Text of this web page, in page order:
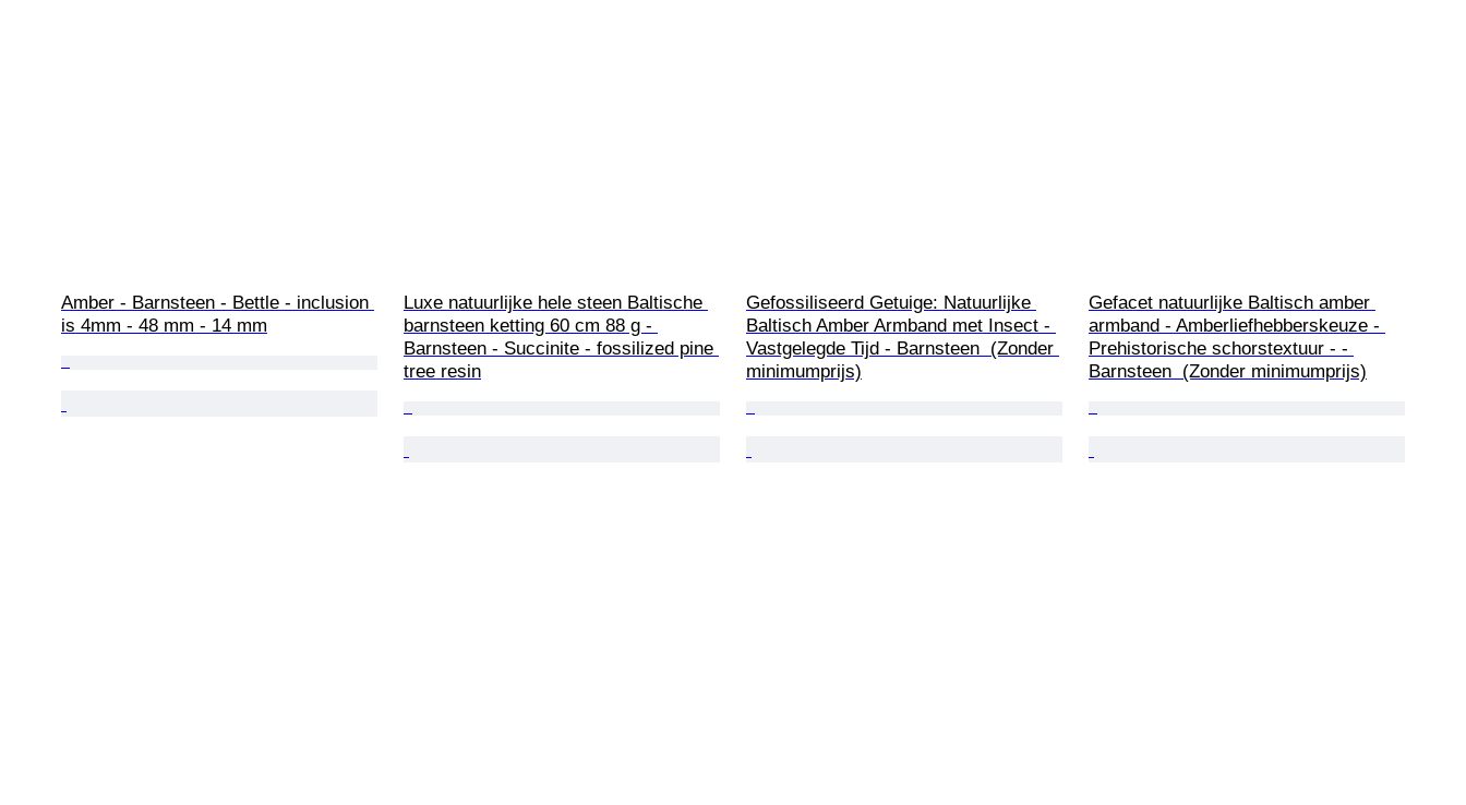
Amber - Barnsteen - Bettle - inclusion
is 4mm - 48 mm - 14 mm
Luxe natuurlijke hele steen Baltische
barnsteen ketting 60 cm 88 g -
Barnsteen - Succinite - fossilized pine
tree resin
Gefossiliseerd Getuige: Natuurlijke
Baltisch Amber Armband met Insect -
Vastgelegde Tijd - Barnsteen  (Zonder
minimumprijs)
Gefacet natuurlijke Baltisch amber
armband - Amberliefhebberskeuze -
Prehistorische schorstextuur - -
Barnsteen  (Zonder minimumprijs)